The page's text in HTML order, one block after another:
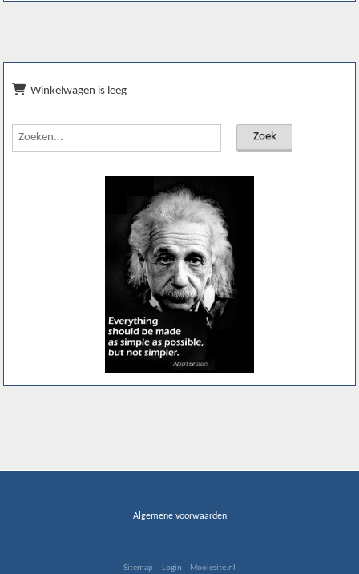
Winkelwagen is leeg
Algemene voorwaarden
Sitemap Login Mooiesite.nl